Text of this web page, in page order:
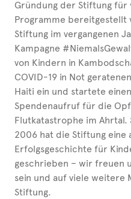
Gründung der Stiftung für
Programme bereitgestellt
Stiftung im vergangenen
Kampagne
von Kindern in
COVID-19 in Not
Haiti ein und startete
Spendenaufruf für die
Flutkatastrophe im
2006 hat die Stiftung eine
Erfolgsgeschichte für
geschrieben – wir freuen
sein und auf viele weitere
Stiftung.